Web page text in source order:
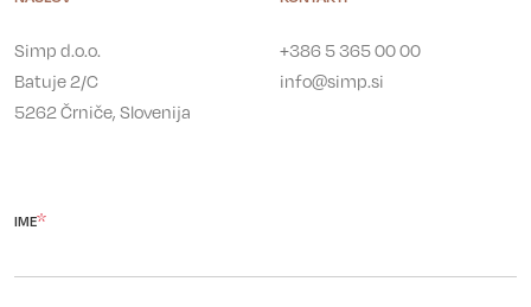
Simp d.o.o.
Batuje 2/C
5262 Črniče, Slovenija
+386 5 365 00 00
info@simp.si
IME*